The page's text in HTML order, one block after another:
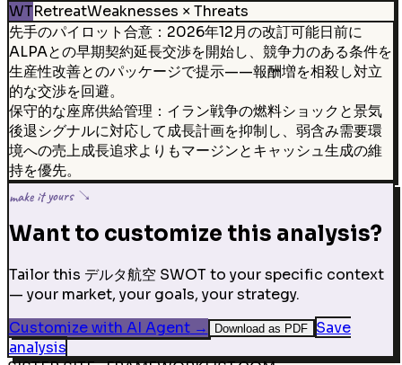
WTRetreatWeaknesses × Threats
先手のパイロット合意：2026年12月の改訂可能日前に
ALPAとの早期契約延長交渉を開始し、競争力のある条件を
生産性改善とのパッケージで提示——報酬増を相殺し対立
的な交渉を回避。
保守的な座席供給管理：イラン戦争の燃料ショックと景気
後退シグナルに対応して成長計画を抑制し、弱含み需要環
境への売上成長追求よりもマージンとキャッシュ生成の維
持を優先。
make it yours ↘
Want to customize this analysis?
Tailor this デルタ航空 SWOT to your specific context
— your market, your goals, your strategy.
Customize with AI Agent→ Download as PDF
Save
analysis